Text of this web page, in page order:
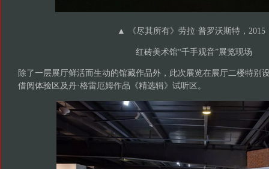
▲ 《尽其所有》劳拉·普罗沃斯特，2015
红砖美术馆“千手观音”展览现场
除了一层展厅鲜活而生动的馆藏作品外，此次展览在展厅二楼特别
借阅体验区及丹·格雷厄姆作品《精选辑》试听区。